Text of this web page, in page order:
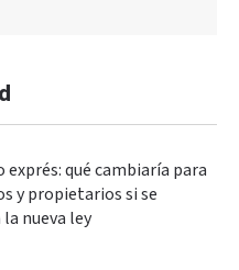
exprés: qué cambiaría para
y propietarios si se
nueva ley